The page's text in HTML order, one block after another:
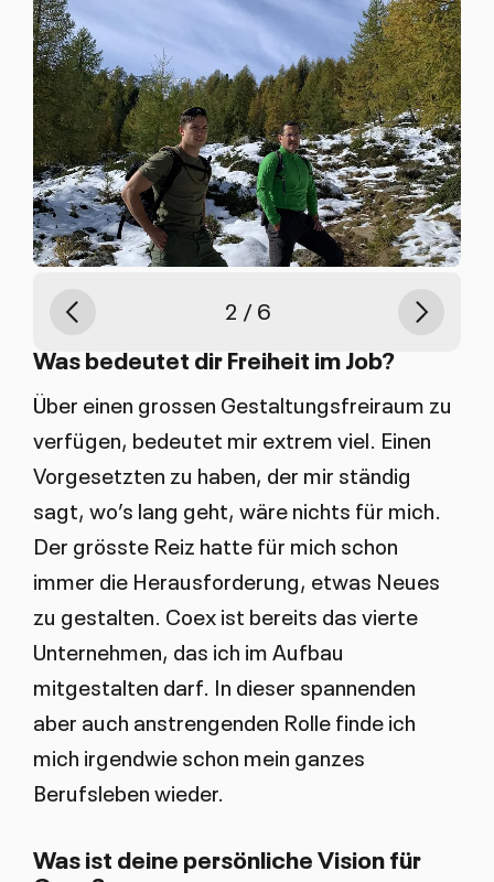
Previous 2 von
6 Weiter
Was bedeutet dir Freiheit im Job?
Über einen grossen Gestaltungsfreiraum zu
verfügen, bedeutet mir extrem viel. Einen
Vorgesetzten zu haben, der mir ständig
sagt, wo’s lang geht, wäre nichts für mich.
Der grösste Reiz hatte für mich schon
immer die Herausforderung, etwas Neues
zu gestalten. Coex ist bereits das vierte
Unternehmen, das ich im Aufbau
mitgestalten darf. In dieser spannenden
aber auch anstrengenden Rolle finde ich
mich irgendwie schon mein ganzes
Berufsleben wieder.
Was ist deine persönliche Vision für